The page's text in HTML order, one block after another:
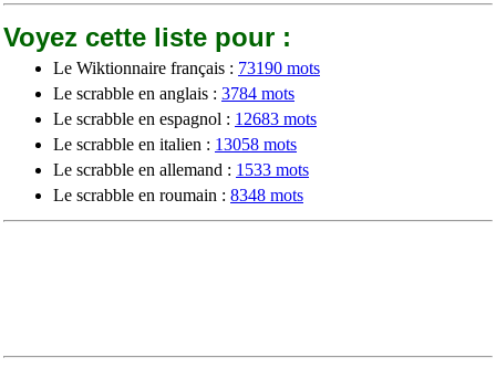
Voyez cette liste pour :
Le Wiktionnaire français : 73190 mots
Le scrabble en anglais : 3784 mots
Le scrabble en espagnol : 12683 mots
Le scrabble en italien : 13058 mots
Le scrabble en allemand : 1533 mots
Le scrabble en roumain : 8348 mots